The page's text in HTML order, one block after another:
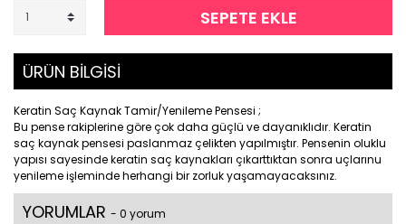
SEPETE EKLE
ÜRÜN BİLGİSİ
Keratin Saç Kaynak Tamir/Yenileme Pensesi ;
Bu pense rakiplerine göre çok daha güçlü ve dayanıklıdır. Keratin
saç kaynak pensesi paslanmaz çelikten yapılmıştır. Pensenin oluklu
yapısı sayesinde keratin saç kaynakları çıkarttıktan sonra uçlarınu
yenileme işleminde herhangi bir zorluk yaşamayacaksınız.
YORUMLAR - 0 yorum